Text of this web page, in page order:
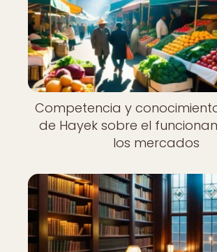
Competencia y
de Hayek sobre el
los mercados